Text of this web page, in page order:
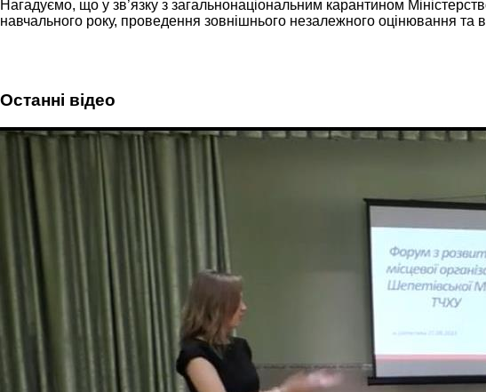
Нагадуємо, що у зв’язку з загальнонаціональним карантином
навчального року, проведення зовнішнього незалежного оцінювання та
Останні відео